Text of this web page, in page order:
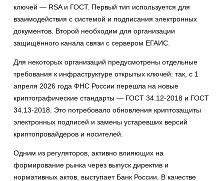
ключей — RSA и ГОСТ. Первый тип используется для
взаимодействия с системой и подписания электронных
документов. Второй необходим для организации
защищённого канала связи с сервером ЕГАИС.
Для некоторых организаций предусмотрены отдельные
требования к инфраструктуре открытых ключей: так, с 1
апреля 2026 года ФНС России перешла на новые
криптографические стандарты — ГОСТ 34.12-2018 и ГОСТ
34.13-2018. Это потребовало обновления криптозащиты
электронных подписей и замены устаревших версий
криптопровайдеров и носителей.
Одним из регуляторов, активно влияющих на
формирование рынка через выпуск директив и
нормативных актов, выступает Банк России. В качестве